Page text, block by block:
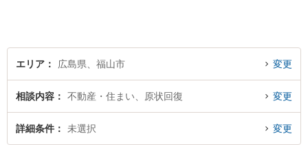
エリア 広島県、福山市 変更
相談内容 不動産・住まい、原状回復 変更
詳細条件 未選択 変更